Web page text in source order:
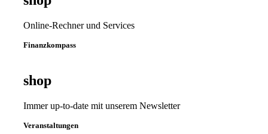
Online-Rechner und Services
Finanzkompass
shop
Immer up-to-date mit unserem Newsletter
Veranstaltungen